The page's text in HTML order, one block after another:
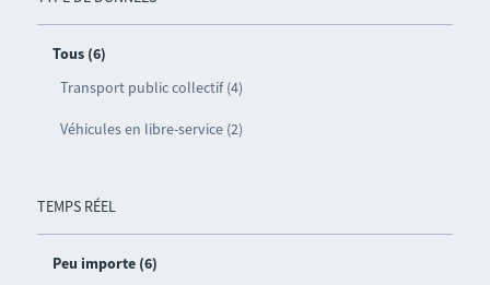
Tous (6)
Transport public collectif (4)
Véhicules en libre-service (2)
TEMPS RÉEL
Peu importe (6)